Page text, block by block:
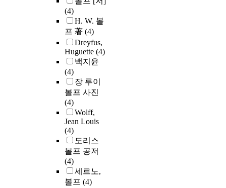
(4)
H. W. 볼
프 著 (4)
Dreyfus,
Huguette (4)
백지윤
(4)
장 루이
볼프 사진
(4)
Wolff,
Jean Louis
(4)
도리스
볼프 공저
(4)
세르노,
볼프 (4)